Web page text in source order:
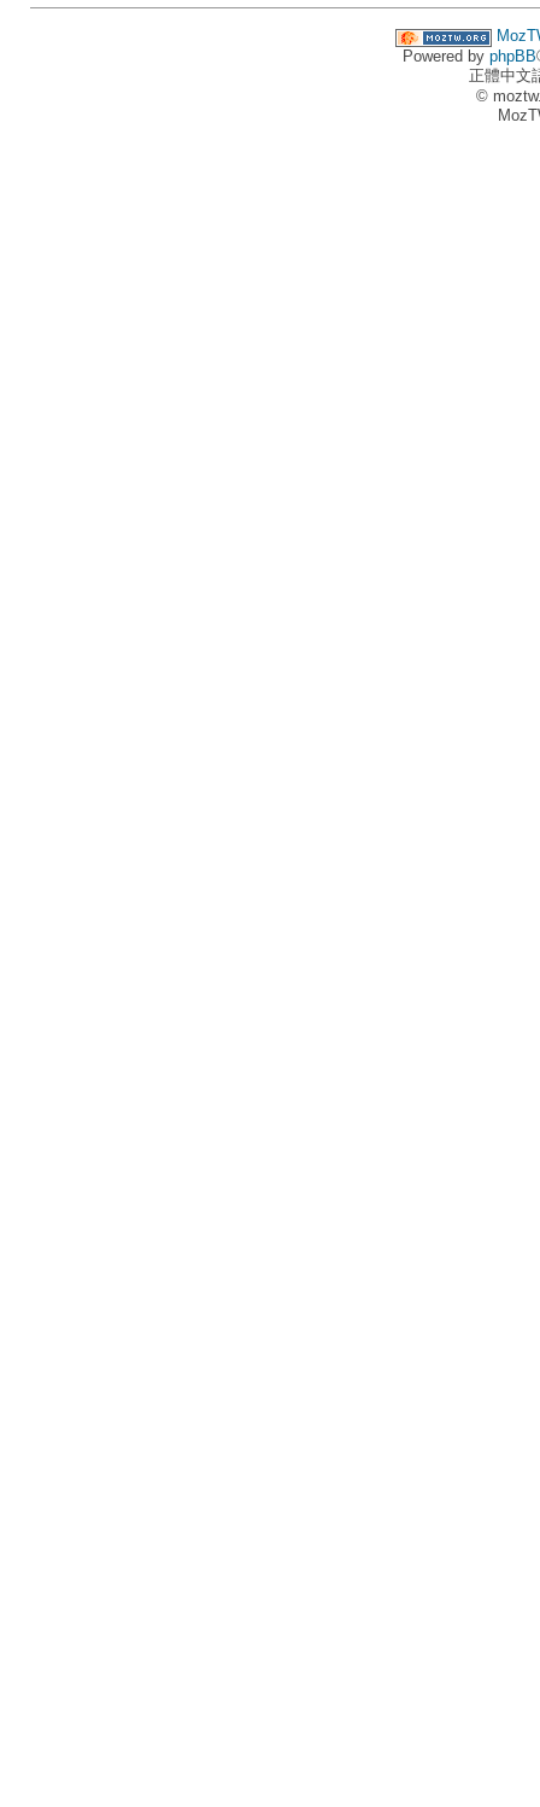
Powered by phpBB
正體中文
©